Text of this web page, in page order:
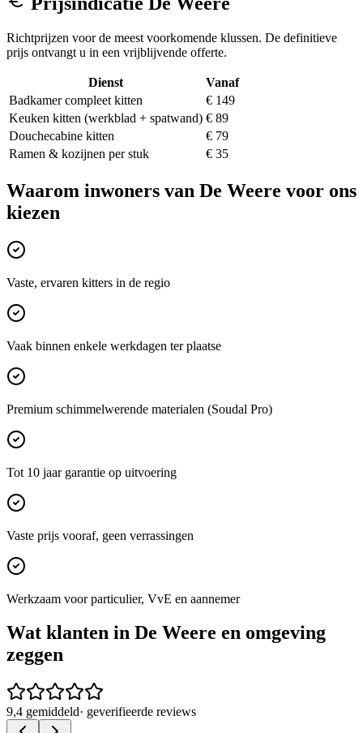
Richtprijzen voor de meest voorkomende klussen. De definitieve
prijs ontvangt u in een vrijblijvende offerte.
Dienst
Vanaf
Badkamer compleet kitten
€ 149
Keuken kitten (werkblad + spatwand) € 89
Douchecabine kitten
€ 79
Ramen & kozijnen per stuk
€ 35
Waarom inwoners van De Weere voor ons
kiezen
Vaste, ervaren kitters in de regio
Vaak binnen enkele werkdagen ter plaatse
Premium schimmelwerende materialen (Soudal Pro)
Tot 10 jaar garantie op uitvoering
Vaste prijs vooraf, geen verrassingen
Werkzaam voor particulier, VvE en aannemer
Wat klanten in De Weere en omgeving
zeggen
9,4 gemiddeld· geverifieerde reviews